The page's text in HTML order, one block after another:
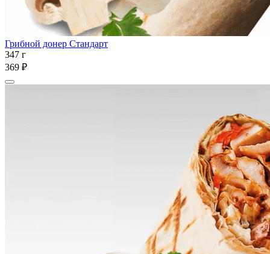
Грибной донер Стандарт
347 г
369 ₽